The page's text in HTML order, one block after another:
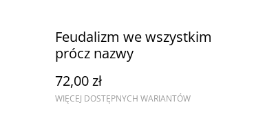
Feudalizm we wszystkim
prócz nazwy
72,00 zł
WIĘCEJ DOSTĘPNYCH WARIANTÓW